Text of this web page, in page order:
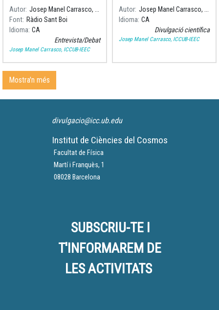
Ràdio Sant Boi La República
Santboiana.
Autor
Josep Manel Carrasco, ICCUB-IEEC
Font Ràdio Sant Boi
Idioma CA
Entrevista/Debat
Josep Manel Carrasco, ICCUB-IEEC
Santboiana" de la Ràdio Sant
Boi sobre el descobriment
del sistema binari amb el
telescopi Joan Oró del
Autor
Josep Manel Carrasco, ICCUB-IEEC
Idioma CA
Divulgació científica
Josep Manel Carrasco, ICCUB-IEEC
Mostra'n més
divulgacio@icc.ub.edu
Institut de Ciències del Cosmos
Facultat de Física
Martí i Franquès, 1
08028 Barcelona
SUBSCRIU-TE I
T'INFORMAREM DE
LES ACTIVITATS